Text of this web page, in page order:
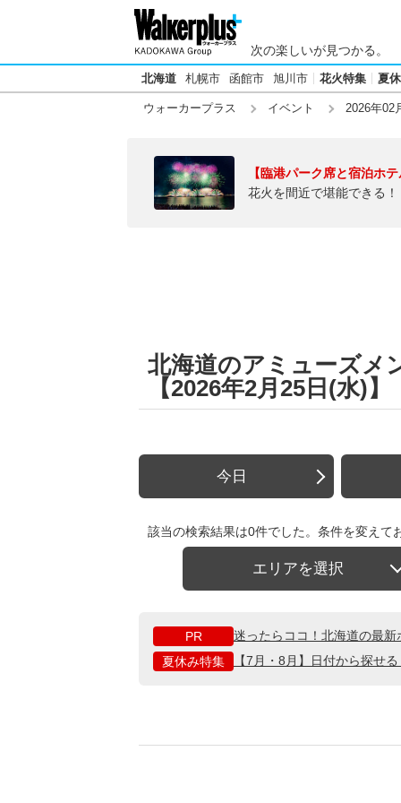
次の楽しいが見つかる。
北海道 札幌市 函館市 旭川市 花火特集 夏
ウォーカープラス イベント 2026年02
【臨港パーク席と宿泊ホ
花火を間近で堪能できる
北海道のアミューズメ
【2026年2月25日(水)
今日
該当の検索結果は0件でした。条件を変えて
エリアを選択
PR
迷ったらココ！北海道の最
夏休み特集
【7月・8月】日付から探せ